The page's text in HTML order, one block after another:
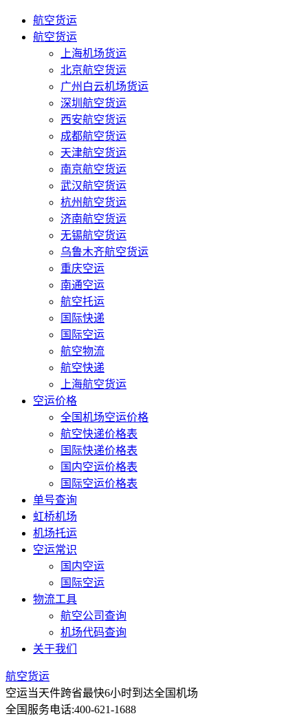
航空货运
航空货运
上海机场货运
北京航空货运
广州白云机场货运
深圳航空货运
西安航空货运
成都航空货运
天津航空货运
南京航空货运
武汉航空货运
杭州航空货运
济南航空货运
无锡航空货运
乌鲁木齐航空货运
重庆空运
南通空运
航空托运
国际快递
国际空运
航空物流
航空快递
上海航空货运
空运价格
全国机场空运价格
航空快递价格表
国际快递价格表
国内空运价格表
国际空运价格表
单号查询
虹桥机场
机场托运
空运常识
国内空运
国际空运
物流工具
航空公司查询
机场代码查询
关于我们
航空货运
空运当天件跨省最快6小时到达全国机场
全国服务电话:400-621-1688